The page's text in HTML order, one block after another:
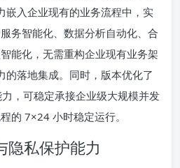
嵌入企业现有的业务流程中，实
务智能化、数据分析自动化、合
能化，无需重构企业现有业务架
的落地集成。同时，版本优化了
，可稳定承接企业级大规模并发
的 7×24 小时稳定运行。
隐私保护能力